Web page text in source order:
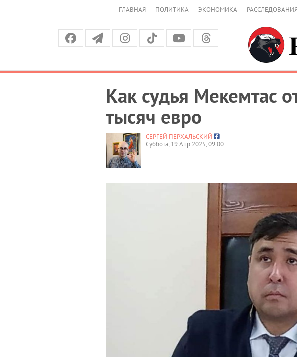
ГЛАВНАЯ ПОЛИТИКА ЭКОНОМИКА
Как судья Мекемтас
тысяч евро
СЕРГЕЙ ПЕРХАЛЬСКИЙ
Суббота, 19 Апр 2025, 09:00